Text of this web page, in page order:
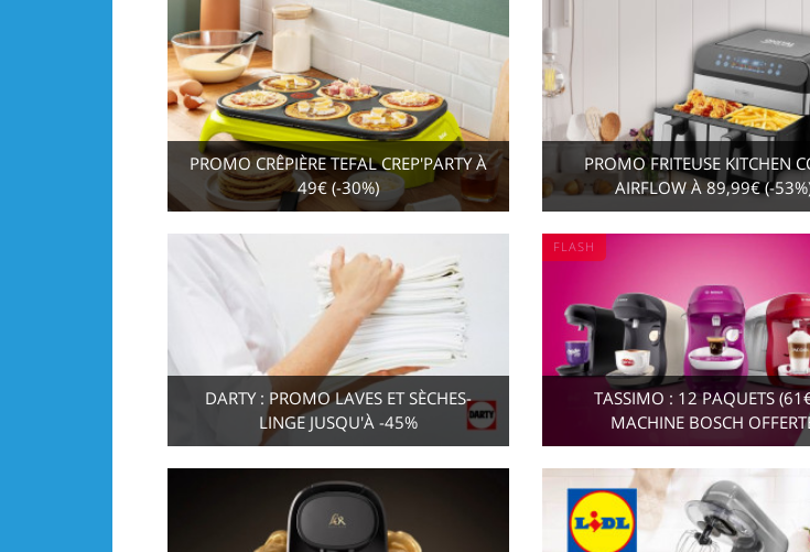
PROMO CRÊPIÈRE TEFAL CREP'PARTY À
49€ (-30%)
PROMO FRITEUSE KITCHEN
AIRFLOW À 89,99€ (-
DARTY : PROMO LAVES ET SÈCHES-
LINGE JUSQU'À -45%
FLASH
TASSIMO : 12 PAQUETS
MACHINE BOSCH